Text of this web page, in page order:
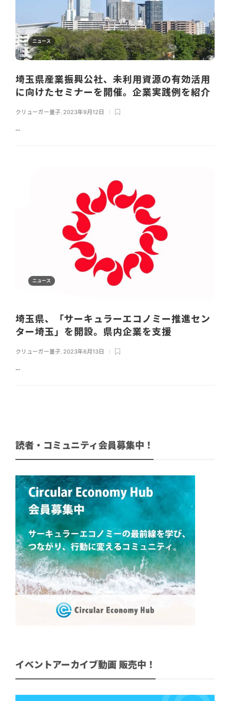
ニュース
埼玉県産業振興公社、未利用資源の有効活用
に向けたセミナーを開催。企業実践例を紹介
クリューガー量子 2023年9月12日
...
ニュース
埼玉県、「サーキュラーエコノミー推進セン
ター埼玉」を開設。県内企業を支援
クリューガー量子 2023年6月13日
...
読者・コミュニティ会員募集中！
イベントアーカイブ動画 販売中！